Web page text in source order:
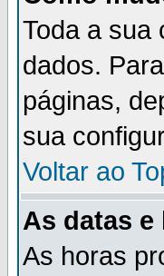
Toda a sua
dados.
páginas,
sua
Voltar ao
As datas
As horas